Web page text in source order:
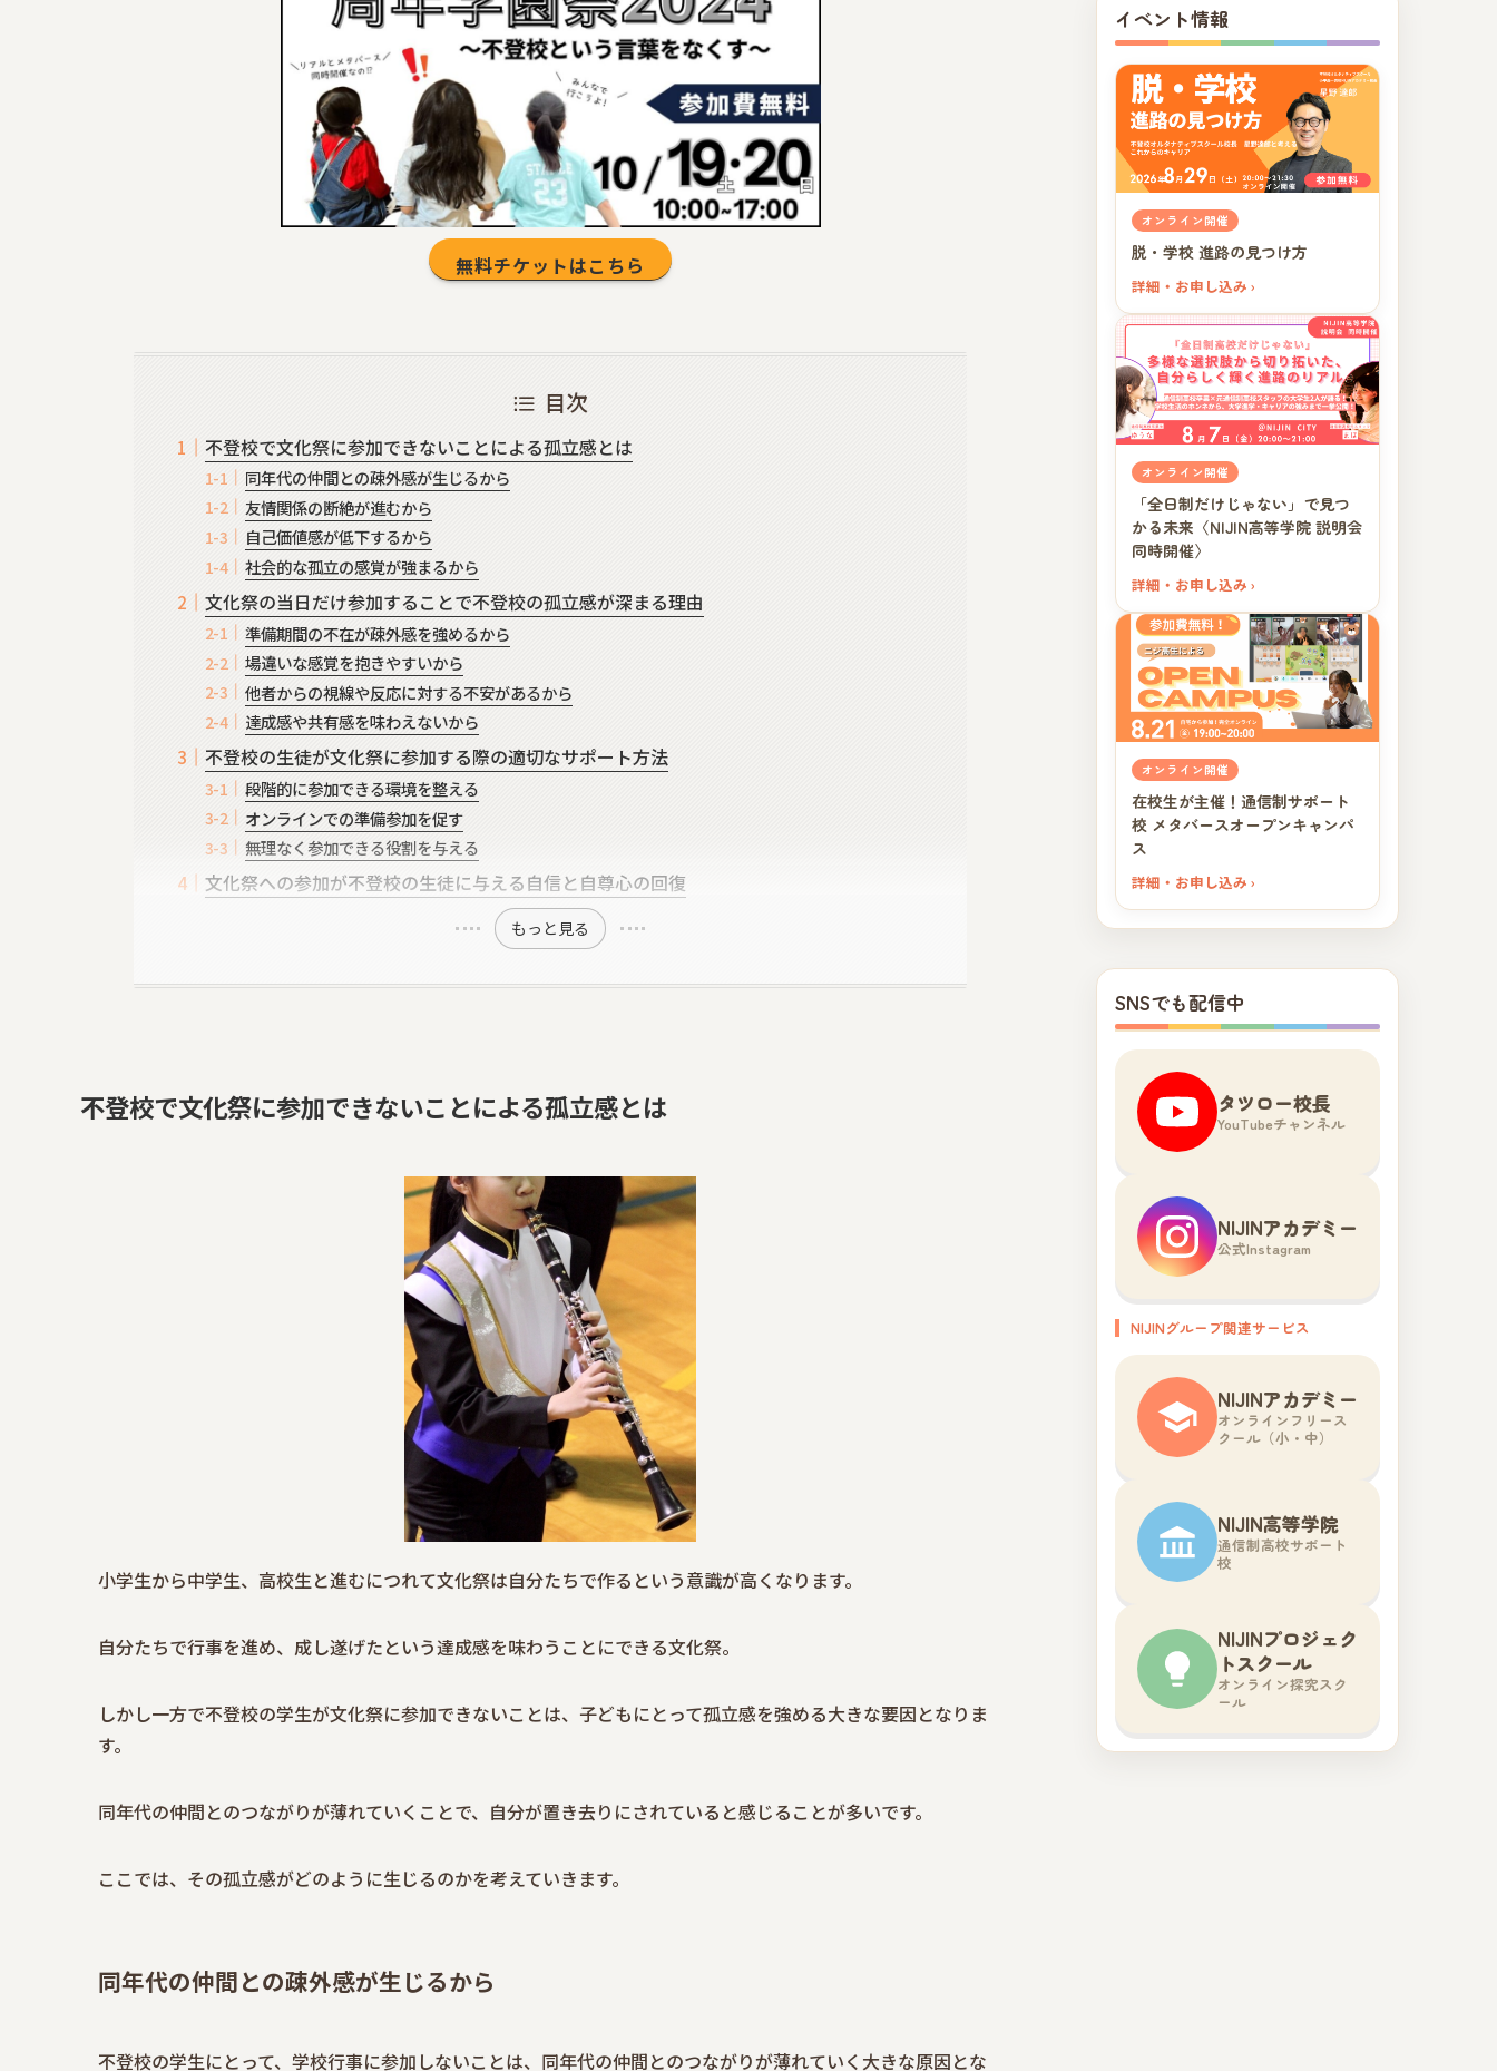
無料チケットはこちら
目次
不登校で文化祭に参加できないことによる孤立感とは
同年代の仲間との疎外感が生じるから
友情関係の断絶が進むから
自己価値感が低下するから
社会的な孤立の感覚が強まるから
文化祭の当日だけ参加することで不登校の孤立感が深まる理由
準備期間の不在が疎外感を強めるから
場違いな感覚を抱きやすいから
他者からの視線や反応に対する不安があるから
達成感や共有感を味わえないから
不登校の生徒が文化祭に参加する際の適切なサポート方法
段階的に参加できる環境を整える
オンラインでの準備参加を促す
無理なく参加できる役割を与える
文化祭への参加が不登校の生徒に与える自信と自尊心の回復
もっと見る
不登校で文化祭に参加できないことによる孤立感とは
小学生から中学生、高校生と進むにつれて文化祭は自分たちで作るという意識が高くなります。
自分たちで行事を進め、成し遂げたという達成感を味わうことにできる文化祭。
しかし一方で不登校の学生が文化祭に参加できないことは、子どもにとって孤立感を強める大きな要因となりま
す。
同年代の仲間とのつながりが薄れていくことで、自分が置き去りにされていると感じることが多いです。
ここでは、その孤立感がどのように生じるのかを考えていきます。
同年代の仲間との疎外感が生じるから
不登校の学生にとって、学校行事に参加しないことは、同年代の仲間とのつながりが薄れていく大きな原因とな
イベント情報
オンライン開催
脱・学校 進路の見つけ方
詳細・お申し込み ›
オンライン開催
「全日制だけじゃない」で見つ
かる未来〈NIJIN高等学院 説明会
同時開催〉
詳細・お申し込み ›
オンライン開催
在校生が主催！通信制サポート
校 メタバースオープンキャンパ
ス
詳細・お申し込み ›
SNSでも配信中
タツロー校長
YouTubeチャンネル
NIJINアカデミー
公式Instagram
NIJINグループ関連サービス
NIJINアカデミー
オンラインフリース
クール（小・中）
NIJIN高等学院
通信制高校サポート
校
NIJINプロジェク
トスクール
オンライン探究スク
ール